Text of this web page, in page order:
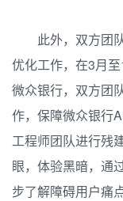
此外，双方团
优化工作，在3月
微众银行，双方团
作，保障微众银行
工程师团队进行残
眼，体验黑暗，通
步了解障碍用户痛